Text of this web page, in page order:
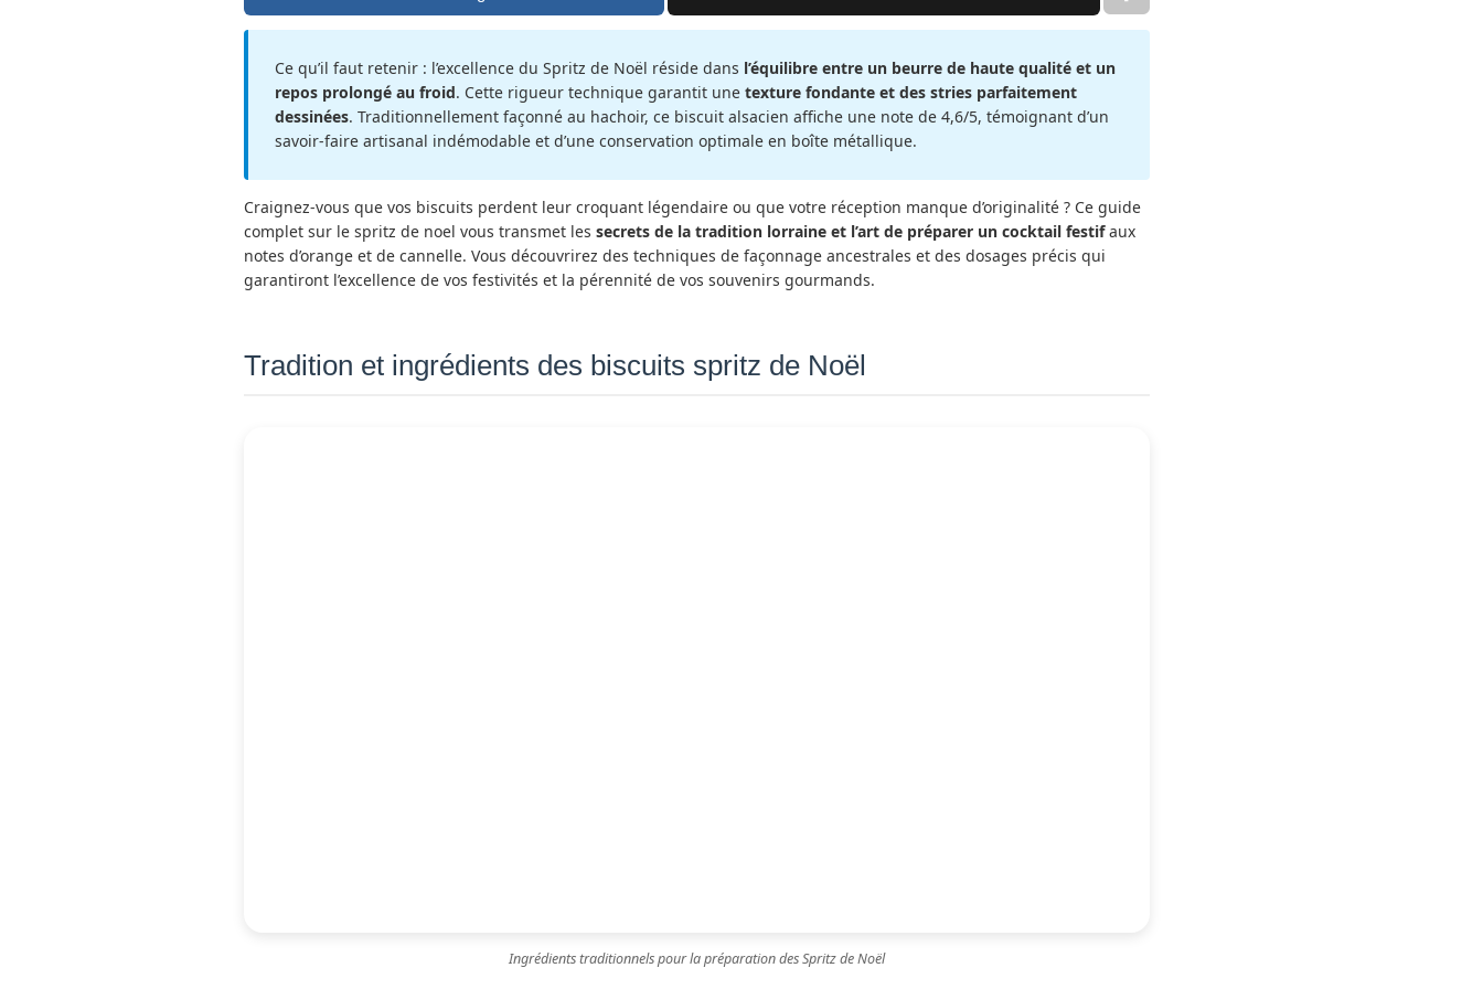
Ce qu’il faut retenir : l’excellence du Spritz de Noël réside dans l’équilibre entre un beurre de haute qualité et un
repos prolongé au froid. Cette rigueur technique garantit une texture fondante et des stries parfaitement
dessinées. Traditionnellement façonné au hachoir, ce biscuit alsacien affiche une note de 4,6/5, témoignant d’un
savoir-faire artisanal indémodable et d’une conservation optimale en boîte métallique.
Craignez-vous que vos biscuits perdent leur croquant légendaire ou que votre réception manque d’originalité ? Ce guide
complet sur le spritz de noel vous transmet les secrets de la tradition lorraine et l’art de préparer un cocktail festifaux
notes d’orange et de cannelle. Vous découvrirez des techniques de façonnage ancestrales et des dosages précis qui
garantiront l’excellence de vos festivités et la pérennité de vos souvenirs gourmands.
Tradition et ingrédients des biscuits spritz de Noël
Ingrédients traditionnels pour la préparation des Spritz de Noël